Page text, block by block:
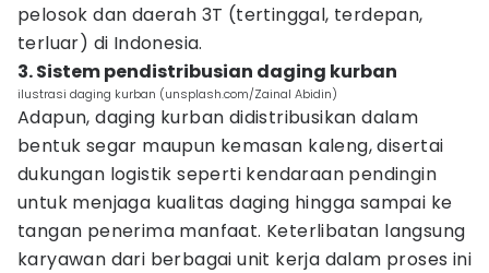
pelosok dan daerah 3T (tertinggal, terdepan,
terluar) di Indonesia.
3. Sistem pendistribusian daging kurban
ilustrasi daging kurban (unsplash.com/Zainal Abidin)
Adapun, daging kurban didistribusikan dalam
bentuk segar maupun kemasan kaleng, disertai
dukungan logistik seperti kendaraan pendingin
untuk menjaga kualitas daging hingga sampai ke
tangan penerima manfaat. Keterlibatan langsung
karyawan dari berbagai unit kerja dalam proses ini